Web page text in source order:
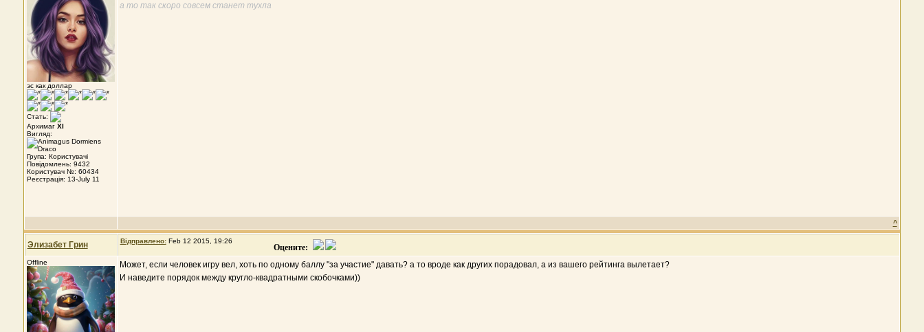
эс как доллар
Стать:
Архимаг XI
Вигляд:
Група: Користувачі
Повідомлень: 9432
Користувач №: 60434
Реєстрація: 13-July 11
а то так скоро совсем станет тухла
^
Элизабет Грин Відправлено: Feb 12 2015, 19:26
Оцените:
Offline
Может, если человек игру вел, хоть по одному баллу "за участие" давать? а то вроде как других порадовал, а из вашего рейтинга вылетает?
И наведите порядок между кругло-квадратными скобочками))